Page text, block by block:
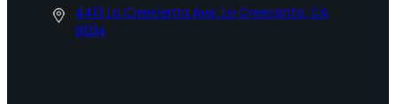
4413 La Crescenta Ave. La Crescenta, CA
91214